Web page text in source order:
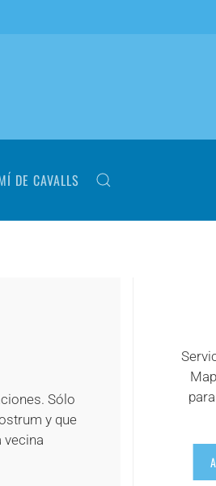
DE CAVALLS
Sólo
y que
vecina